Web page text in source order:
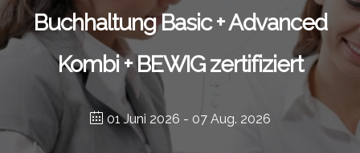
Buchhaltung Basic + Advanced
Kombi + BEWIG zertifiziert
01 Juni 2026 - 07 Aug. 2026